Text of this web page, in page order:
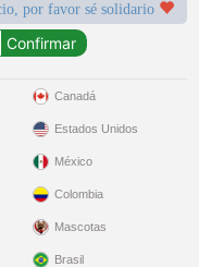
por favor sé solidario
Canadá
Estados Unidos
México
Colombia
Mascotas
Brasil